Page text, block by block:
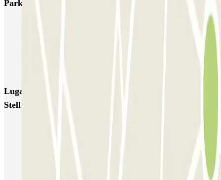
Parkings más valorados en Rueil Malmaison
INDIGO Rueil Mobipole
Lugares y eventos interesantes cerca de Ibis - Hôpital
Stell Zenpark